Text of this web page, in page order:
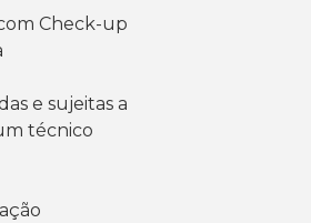
Check-up
e sujeitas a
técnico